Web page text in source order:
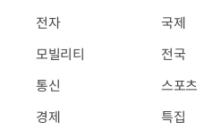
전자
모빌리티
통신
경제
국제
전국
스포츠
특집